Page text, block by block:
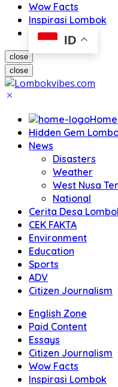
Wow Facts
Inspirasi Lombok
ID
close
close
Home
Hidden Gem
News
Disasters
Weather
West Nusa
National
Cerita Desa
CEK FAKTA
Environment
Education
Sports
ADV
Citizen Journalism
English Zone
Paid Content
Essays
Citizen Journalism
Wow Facts
Inspirasi Lombok